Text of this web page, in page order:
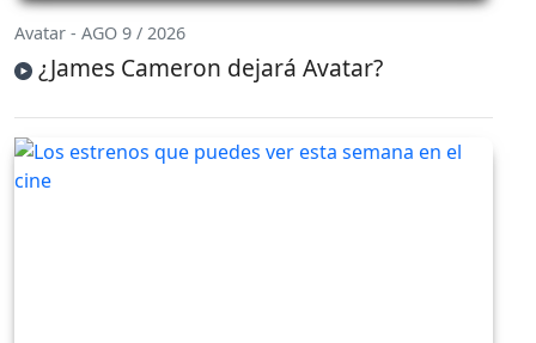
Avatar - AGO 9 / 2026
¿James Cameron dejará Avatar?